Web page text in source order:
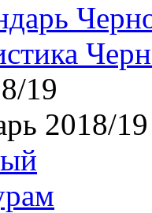
19
2018/19